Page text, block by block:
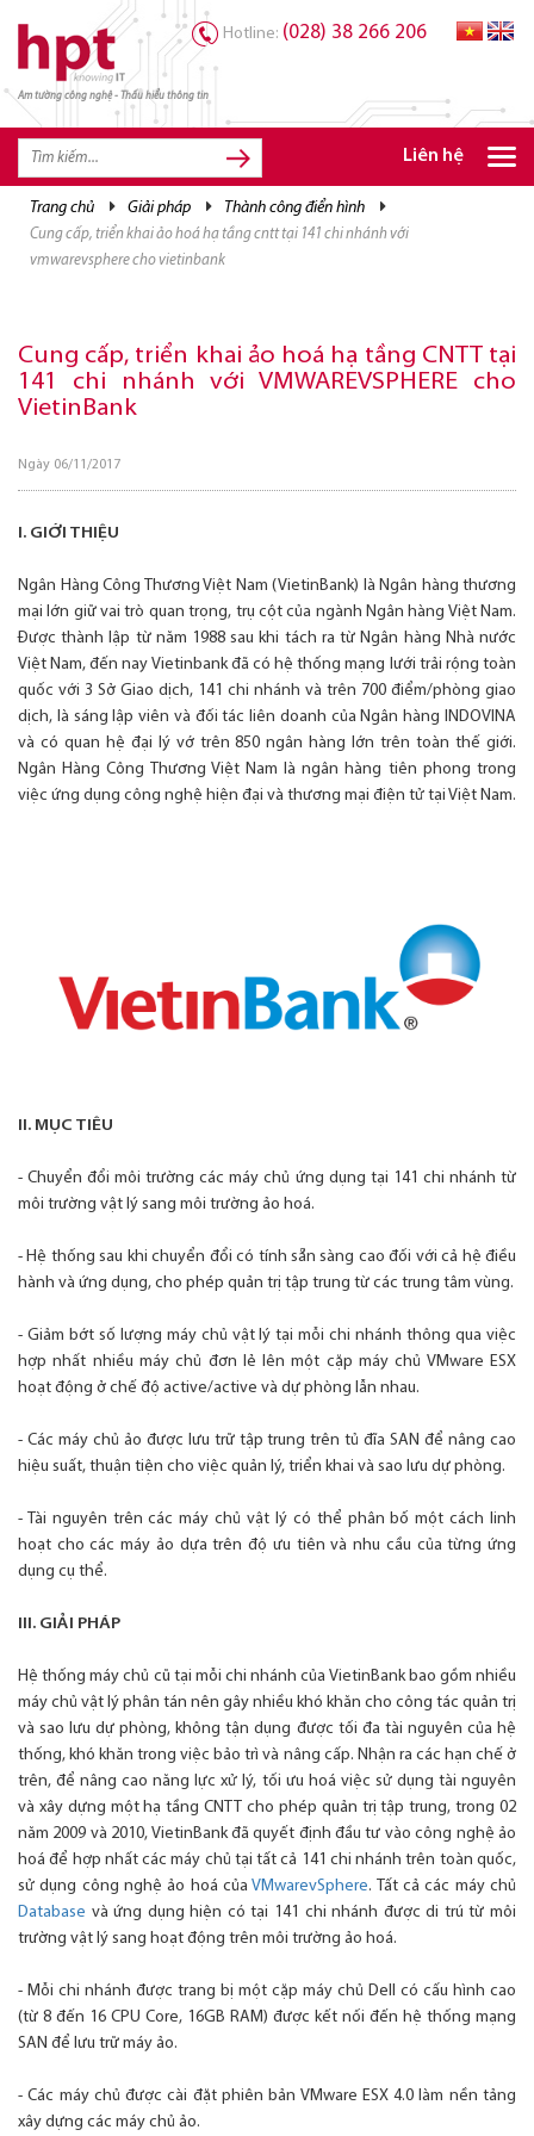
Am tường công nghệ - Thấu hiểu thông tin
Hotline: (028) 38 266 206
Liên hệ
trang chủ giải pháp thành công điển hình
cung cấp, triển khai ảo hoá hạ tầng cntt tại 141 chi nhánh với
vmwarevsphere cho vietinbank
Cung cấp, triển khai ảo hoá hạ tầng CNTT tại
141 chi nhánh với VMWAREVSPHERE cho
VietinBank
Ngày 06/11/2017
I. GIỚI THIỆU
Ngân Hàng Công Thương Việt Nam (VietinBank) là Ngân hàng thương
mại lớn giữ vai trò quan trọng, trụ cột của ngành Ngân hàng Việt Nam.
Được thành lập từ năm 1988 sau khi tách ra từ Ngân hàng Nhà nước
Việt Nam, đến nay Vietinbank đã có hệ thống mạng lưới trải rộng toàn
quốc với 3 Sở Giao dịch, 141 chi nhánh và trên 700 điểm/phòng giao
dịch, là sáng lập viên và đối tác liên doanh của Ngân hàng INDOVINA
và có quan hệ đại lý vớ trên 850 ngân hàng lớn trên toàn thế giới.
Ngân Hàng Công Thương Việt Nam là ngân hàng tiên phong trong
việc ứng dụng công nghệ hiện đại và thương mại điện tử tại Việt Nam.
II. MỤC TIÊU
- Chuyển đổi môi trường các máy chủ ứng dụng tại 141 chi nhánh từ
môi trường vật lý sang môi trường ảo hoá.
- Hệ thống sau khi chuyển đổi có tính sẵn sàng cao đối với cả hệ điều
hành và ứng dụng, cho phép quản trị tập trung từ các trung tâm vùng.
- Giảm bớt số lượng máy chủ vật lý tại mỗi chi nhánh thông qua việc
hợp nhất nhiều máy chủ đơn lẻ lên một cặp máy chủ VMware ESX
hoạt động ở chế độ active/active và dự phòng lẫn nhau.
- Các máy chủ ảo được lưu trữ tập trung trên tủ đĩa SAN để nâng cao
hiệu suất, thuận tiện cho việc quản lý, triển khai và sao lưu dự phòng.
- Tài nguyên trên các máy chủ vật lý có thể phân bố một cách linh
hoạt cho các máy ảo dựa trên độ ưu tiên và nhu cầu của từng ứng
dụng cụ thể.
III. GIẢI PHÁP
Hệ thống máy chủ cũ tại mỗi chi nhánh của VietinBank bao gồm nhiều
máy chủ vật lý phân tán nên gây nhiều khó khăn cho công tác quản trị
và sao lưu dự phòng, không tận dụng được tối đa tài nguyên của hệ
thống, khó khăn trong việc bảo trì và nâng cấp. Nhận ra các hạn chế ở
trên, để nâng cao năng lực xử lý, tối ưu hoá việc sử dụng tài nguyên
và xây dựng một hạ tầng CNTT cho phép quản trị tập trung, trong 02
năm 2009 và 2010, VietinBank đã quyết định đầu tư vào công nghệ ảo
hoá để hợp nhất các máy chủ tại tất cả 141 chi nhánh trên toàn quốc,
sử dụng công nghệ ảo hoá củaVMwarevSphere. Tất cả các máy chủ
Database và ứng dụng hiện có tại 141 chi nhánh được di trú từ môi
trường vật lý sang hoạt động trên môi trường ảo hoá.
- Mỗi chi nhánh được trang bị một cặp máy chủ Dell có cấu hình cao
(từ 8 đến 16 CPU Core, 16GB RAM) được kết nối đến hệ thống mạng
SAN để lưu trữ máy ảo.
- Các máy chủ được cài đặt phiên bản VMware ESX 4.0 làm nền tảng
xây dựng các máy chủ ảo.
TRANG CHỦ
TRANG CHỦ
GIẢI PHÁP
CƠ HỘI NGHỀ NGHIỆP